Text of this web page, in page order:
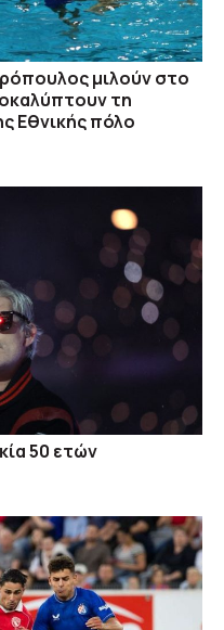
μιλούν στο
τη
Εθνικής πόλο
50 ετών